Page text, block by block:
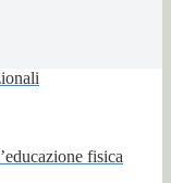
fisica